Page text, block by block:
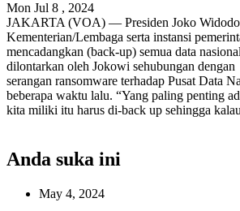
Mon Jul 8 , 2024
JAKARTA (VOA) — Presiden Joko Widodo
Kementerian/Lembaga serta instansi
mencadangkan (back-up) semua data
dilontarkan oleh Jokowi sehubungan dengan
serangan ransomware terhadap Pusat Data
beberapa waktu lalu. “Yang paling penting
kita miliki itu harus di-back up sehingga
Anda suka ini
May 4, 2024